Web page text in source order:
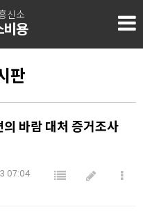
신소
비용
판
바람 대처 증거조사
07:04